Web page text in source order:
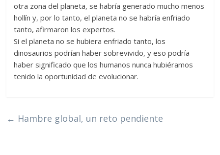
otra zona del planeta, se habría generado mucho menos
hollín y, por lo tanto, el planeta no se habría enfriado
tanto, afirmaron los expertos.
Si el planeta no se hubiera enfriado tanto, los
dinosaurios podrían haber sobrevivido, y eso podría
haber significado que los humanos nunca hubiéramos
tenido la oportunidad de evolucionar.
← Hambre global, un reto pendiente